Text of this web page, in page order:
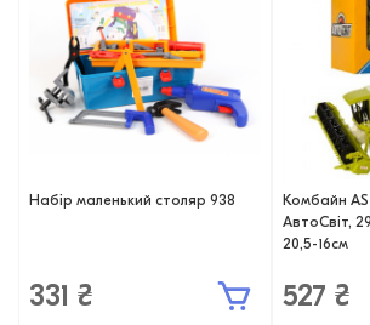
Набір маленький столяр 938
331 ₴
Комбайн
АвтоСвіт,
20,5-16см
527 ₴